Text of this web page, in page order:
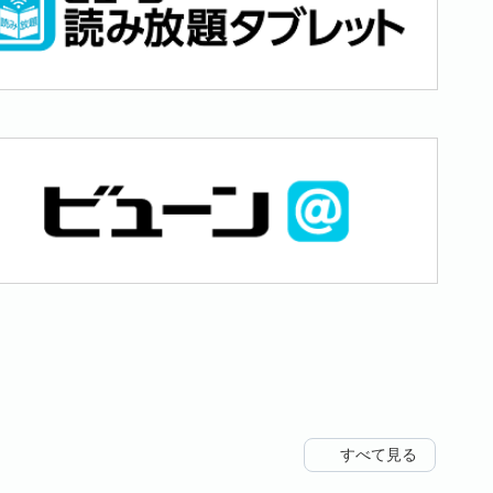
すべて見る